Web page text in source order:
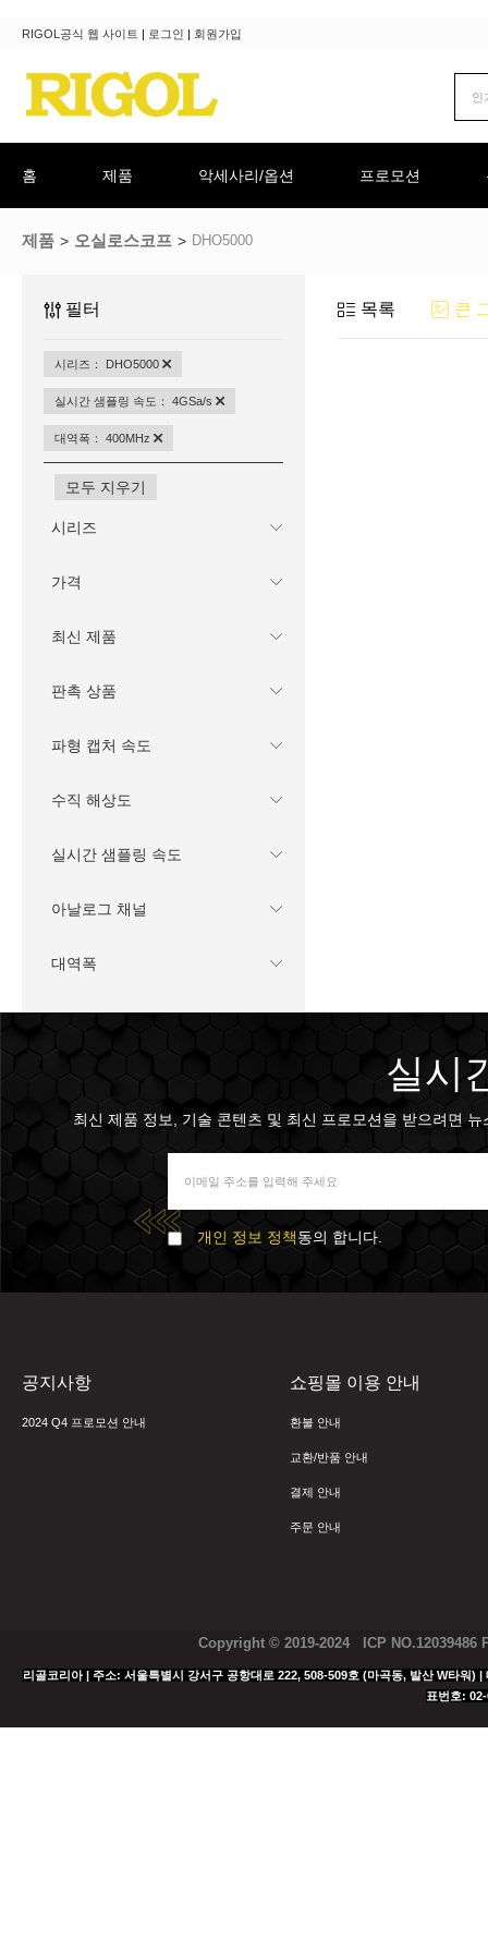
RIGOL공식 웹 사이트 | 로그인 | 회원가입
홈 제품 악세사리/옵션 프로모션
제품 오실로스코프 DHO5000
필터
시리즈： DHO5000
실시간 샘플링 속도： 4GSa/s
대역폭： 400MHz
모두 지우기
시리즈
가격
최신 제품
판촉 상품
파형 캡처 속도
수직 해상도
실시간 샘플링 속도
아날로그 채널
대역폭
목록 큰
실시
최신 제품 정보, 기술 콘텐츠 및 최신 프로모션을 받으려면
개인 정보 정책동의 합니다.
공지사항
2024 Q4 프로모션 안내
쇼핑몰 이용 안내
환불 안내
교환/반품 안내
결제 안내
주문 안내
Copyright © 2019-2024 ICP NO.12039486
리골코리아 | 주소: 서울특별시 강서구 공항대로 222, 508-509호 (마곡동, 발산 W타
표번호: